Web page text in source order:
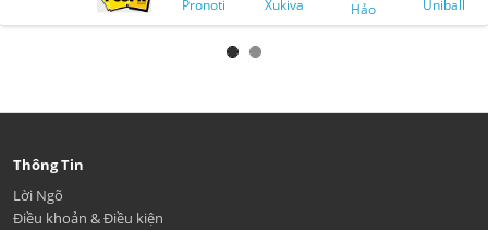
Thông Tin
Lời Ngõ
Điều khoản & Điều kiện